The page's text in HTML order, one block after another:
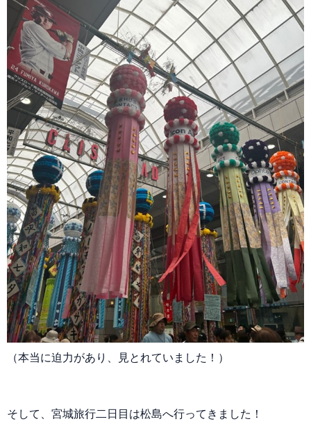
（本当に迫力があり、見とれていました！）
そして、宮城旅行二日目は松島へ行ってきました！